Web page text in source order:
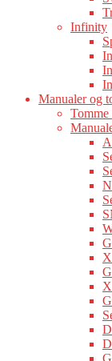
Infinity
Manualer og